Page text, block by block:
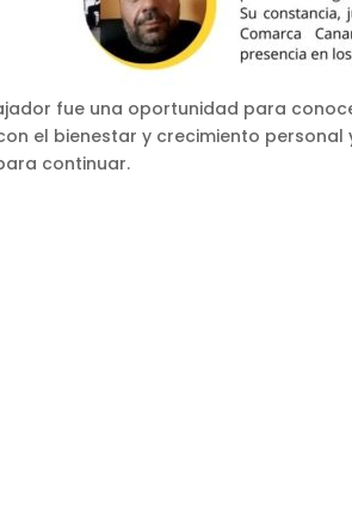
fue una oportunidad para
el bienestar y crecimiento
continuar.